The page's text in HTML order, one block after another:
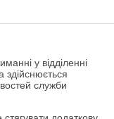
у відділенні
служби